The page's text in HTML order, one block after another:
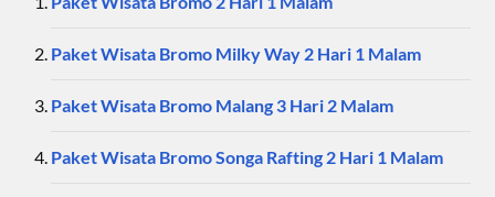
Paket Wisata Bromo Milky Way 2 Hari 1 Malam
Paket Wisata Bromo Malang 3 Hari 2 Malam
Paket Wisata Bromo Songa Rafting 2 Hari 1 Malam